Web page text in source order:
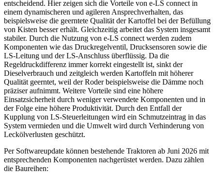
entscheidend. Hier zeigen sich die Vorteile von e-LS connect in
einem dynamischeren und agileren Ansprechverhalten, das
beispielsweise die geerntete Qualität der Kartoffel bei der Befüllung
von Kisten besser erhält. Gleichzeitig arbeitet das System insgesamt
stabiler. Durch die Nutzung von e-LS connect werden zudem
Komponenten wie das Druckregelventil, Drucksensoren sowie die
LS-Leitung und der LS-Anschluss überflüssig. Da die
Regeldruckdifferenz immer korrekt eingestellt ist, sinkt der
Dieselverbrauch und zeitgleich werden Kartoffeln mit höherer
Qualität geerntet, weil der Roder beispielsweise die Dämme noch
präziser aufnimmt. Weitere Vorteile sind eine höhere
Einsatzsicherheit durch weniger verwendete Komponenten und in
der Folge eine höhere Produktivität. Durch den Entfall der
Kupplung von LS-Steuerleitungen wird ein Schmutzeintrag in das
System vermieden und die Umwelt wird durch Verhinderung von
Leckölverlusten geschützt.
Per Softwareupdate können bestehende Traktoren ab Juni 2026 mit
entsprechenden Komponenten nachgerüstet werden. Dazu zählen
die Baureihen: